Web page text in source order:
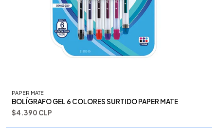
PAPER MATE
BOLÍGRAFO GEL 6 COLORES SURTIDO PAPER MATE
$4.390 CLP